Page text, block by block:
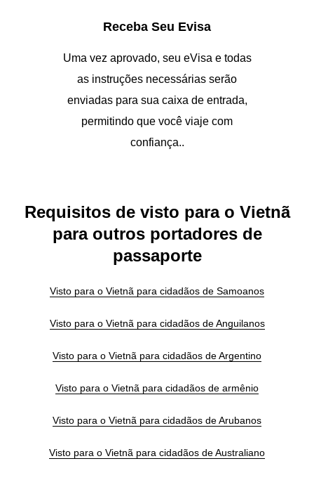
Receba Seu Evisa
Uma vez aprovado, seu eVisa e todas
as instruções necessárias serão
enviadas para sua caixa de entrada,
permitindo que você viaje com
confiança..
Requisitos de visto para o Vietnã
para outros portadores de
passaporte
Visto para o Vietnã para cidadãos de Samoanos
Visto para o Vietnã para cidadãos de Anguilanos
Visto para o Vietnã para cidadãos de Argentino
Visto para o Vietnã para cidadãos de armênio
Visto para o Vietnã para cidadãos de Arubanos
Visto para o Vietnã para cidadãos de Australiano